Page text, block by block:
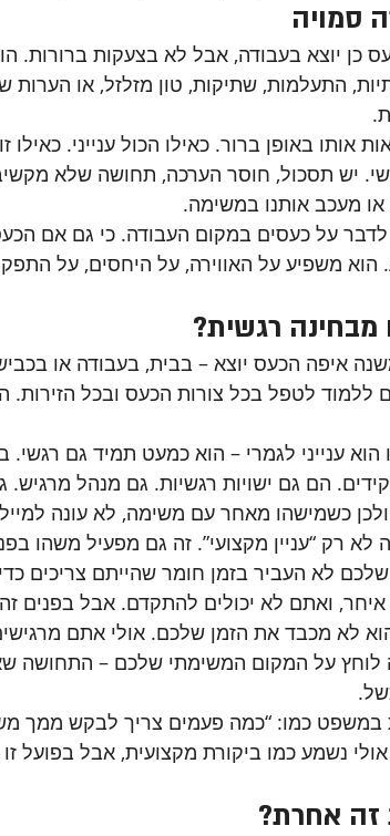
סמויה
כן יוצא בעבודה, אבל לא בצעקות ברורות.
התעלמות, שתיקות, טון מזלזל, או הערות
אותו באופן ברור. כאילו הכול ענייני.
יש תסכול, חוסר הערכה, תחושה שלא
מעכב אותנו במשימה.
לדבר על כעסים במקום העבודה. כי גם אם
הוא משפיע על האווירה, על היחסים, על
רגשית?
איפה הכעס יוצא – בבית, בעבודה או
ללמוד לטפל בכל צורות הכעס ובכל הזירות.
ענייני לגמרי – הוא כמעט תמיד גם רגשי.
הם גם ישויות רגשיות. גם מנהל מרגיש.
כשמישהו מאחר עם משימה, לא עונה
לא רק “עניין מקצועי”. זה גם מפעיל משהו
לא העביר בזמן חומר שהייתם צריכים
ואתם לא יכולים להתקדם. אבל בפנים
לא מכבד את הזמן שלכם. אולי אתם
לוחץ על המקום המשימתי שלכם –
במשפט כמו: “כמה פעמים צריך לבקש ממך
נשמע כמו ביקורת מקצועית, אבל בפועל
זה אחרת?